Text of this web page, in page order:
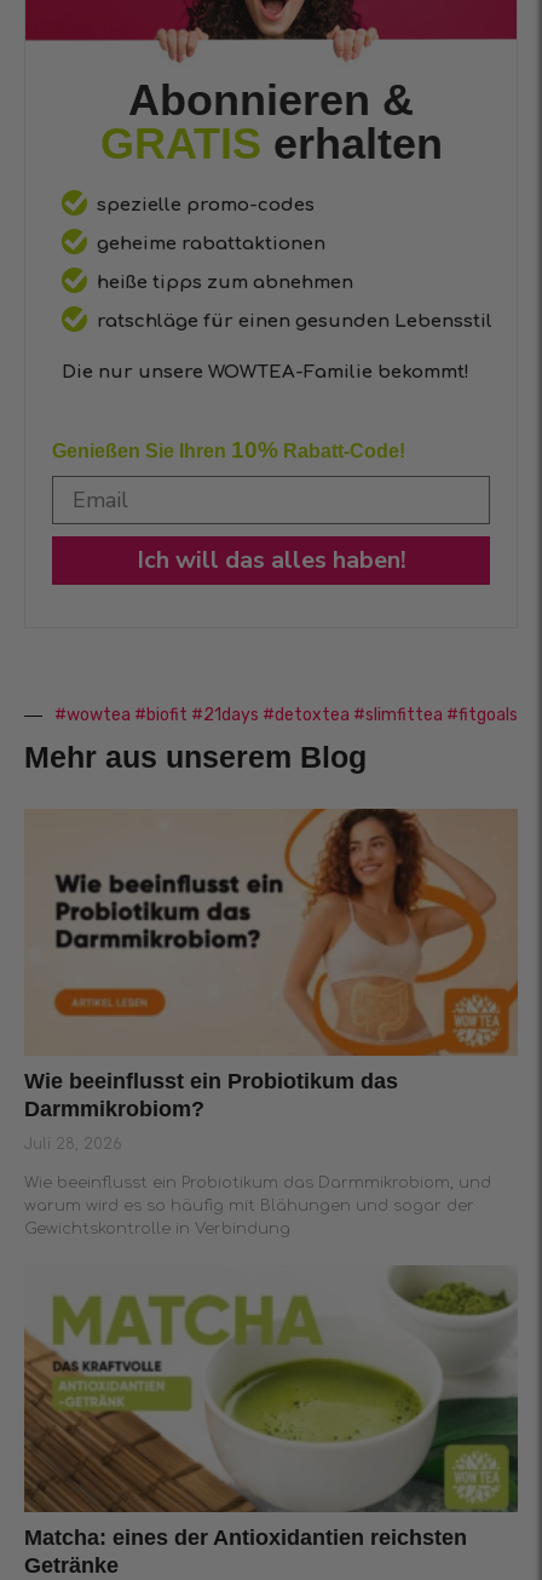
Abonnieren &
GRATIS erhalten
spezielle promo-codes
geheime rabattaktionen
heiße tipps zum abnehmen
ratschläge für einen gesunden Lebensstil
Die nur unsere WOWTEA-Familie bekommt!
Genießen Sie Ihren 10% Rabatt-Code!
Ich will das alles haben!
#wowtea #biofit #21days #detoxtea #slimfittea #fitgoals
Mehr aus unserem Blog
Wie beeinflusst ein Probiotikum das
Darmmikrobiom?
Juli 28, 2026
Wie beeinflusst ein Probiotikum das Darmmikrobiom, und
warum wird es so häufig mit Blähungen und sogar der
Gewichtskontrolle in Verbindung
Matcha: eines der Antioxidantien reichsten
Getränke